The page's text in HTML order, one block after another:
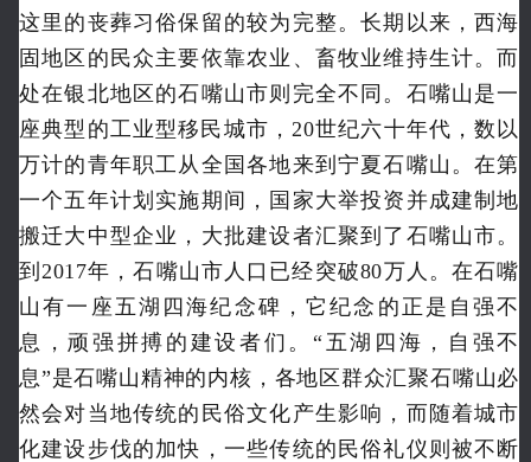
这里的丧葬习俗保留的较为完整。长期以来，西海
固地区的民众主要依靠农业、畜牧业维持生计。而
处在银北地区的石嘴山市则完全不同。石嘴山是一
座典型的工业型移民城市，20世纪六十年代，数以
万计的青年职工从全国各地来到宁夏石嘴山。在第
一个五年计划实施期间，国家大举投资并成建制地
搬迁大中型企业，大批建设者汇聚到了石嘴山市。
到2017年，石嘴山市人口已经突破80万人。在石嘴
山有一座五湖四海纪念碑，它纪念的正是自强不
息，顽强拼搏的建设者们。“五湖四海，自强不
息”是石嘴山精神的内核，各地区群众汇聚石嘴山必
然会对当地传统的民俗文化产生影响，而随着城市
化建设步伐的加快，一些传统的民俗礼仪则被不断